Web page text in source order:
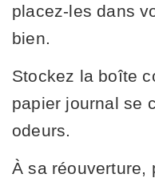
placez-les dans
bien.
Stockez la boîte
papier journal se
odeurs.
À sa réouverture,